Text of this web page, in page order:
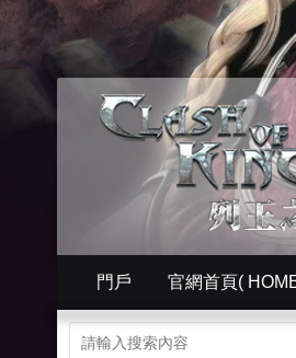
門戶 官網首頁(
簡體中文版（ Simplified）